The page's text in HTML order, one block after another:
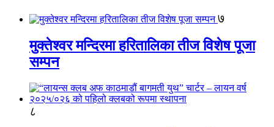
७
मुक्तेश्वर मन्दिरमा हरितालिका तीज विशेष पूजा
सम्पन
८